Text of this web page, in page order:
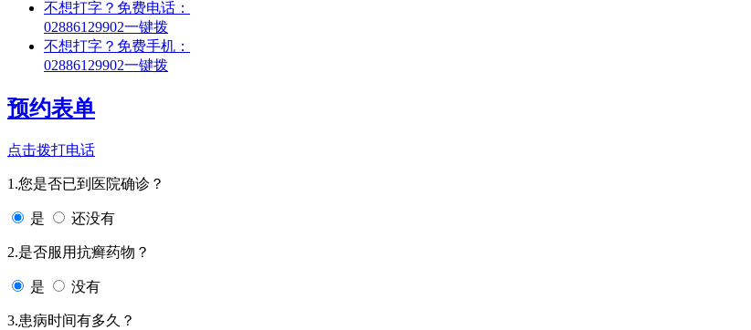
不想打字？免费电话：
02886129902一键拨
不想打字？免费手机：
02886129902一键拨
预约表单
点击拨打电话
1.您是否已到医院确诊？
是 还没有
2.是否服用抗癣药物？
是 没有
3.患病时间有多久？